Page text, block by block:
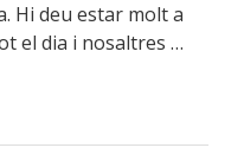
Hi deu estar molt a
el dia i nosaltres …